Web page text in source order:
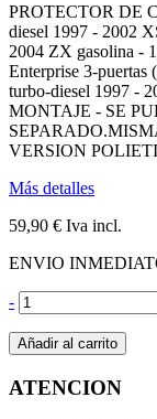
PROTECTOR DE
diesel 1997 - 2002
2004 ZX gasolina -
Enterprise 3-
turbo-diesel 1997 -
MONTAJE - SE
VERSION
Más detalles
59,90 € Iva incl.
ENVIO
-
Añadir al carrito
ATENCION